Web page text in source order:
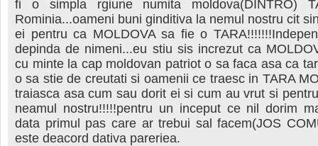
fi o simpla rgiune numita moldova(DINTRO)
Rominia...oameni buni ginditiva la nemul nostru cit
ei pentru ca MOLDOVA sa fie o
depinda de nimeni...eu stiu sis increzut ca
cu minte la cap moldovan patriot o sa faca asa ca
o sa stie de creutati si oamenii ce traesc in TARA
traiasca asa cum sau dorit ei si cum au vrut si
neamul nostru!!!!!pentru un inceput ce nil dorim
data primul pas care ar trebui sal facem(JOS
este deacord dativa pareriea.